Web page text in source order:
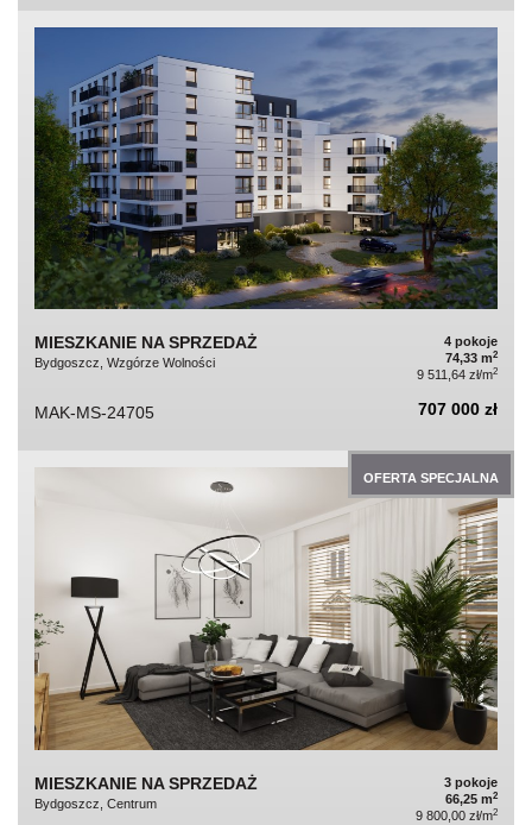
MIESZKANIE NA SPRZEDAŻ
Bydgoszcz, Wzgórze Wolności
4 pokoje
74,33 m2
9 511,64 zł/m2
MAK-MS-24705 707 000 zł
OFERTA SPECJALNA
MIESZKANIE NA SPRZEDAŻ
Bydgoszcz, Centrum
3 pokoje
66,25 m2
9 800,00 zł/m2